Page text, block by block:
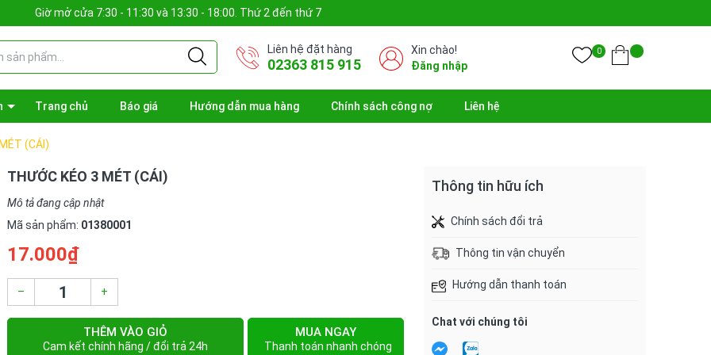
Giờ mở cửa 7:30 - 11:30 và 13:30 - 18:00. Thứ 2 đến thứ 7
Liên hệ đặt hàng
02363 815 915
Xin chào!
Đăng nhập
0
Trang chủ Báo giá Hướng dẫn mua hàng Chính sách công nợ Liên hệ
(CÁI)
THƯỚC KÉO 3 MÉT (CÁI)
Mô tả đang cập nhật
Mã sản phẩm: 01380001
17.000₫
– +
THÊM VÀO GIỎ
Cam kết chính hãng / đổi trả 24h
MUA NGAY
Thanh toán nhanh chóng
Thông tin hữu ích
Chính sách đổi trả
Thông tin vận chuyển
Hướng dẫn thanh toán
Chat với chúng tôi